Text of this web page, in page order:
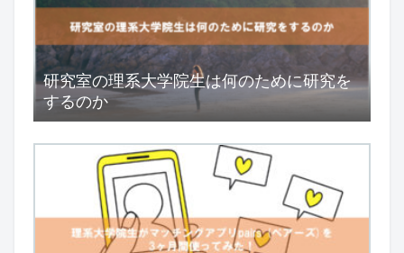
研究室の理系大学院生は何のために研究を
するのか